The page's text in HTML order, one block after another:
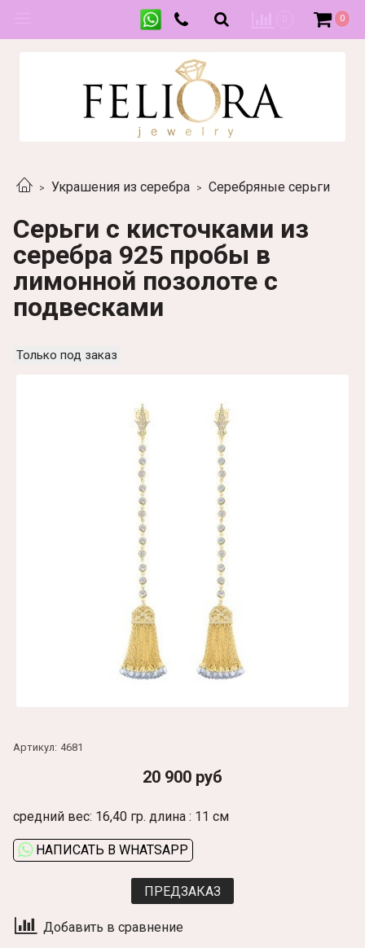
0
Украшения из серебра Серебряные серьги
Серьги с кисточками из
серебра 925 пробы в
лимонной позолоте с
подвесками
Только под заказ
Артикул: 4681
20 900 руб
средний вес: 16,40 гр. длина : 11 см
НАПИСАТЬ В WHATSAPP
ПРЕДЗАКАЗ
Добавить в сравнение